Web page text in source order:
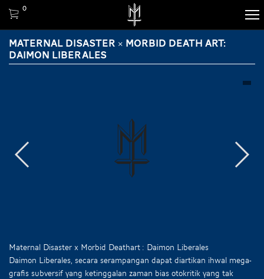
0
MATERNAL DISASTER × MORBID DEATH ART:
DAIMON LIBERALES
Maternal Disaster x Morbid Deathart : Daimon Liberales
Daimon Liberales, secara serampangan dapat diartikan ihwal mega-
grafis subversif yang ketinggalan zaman bias otokritik yang tak